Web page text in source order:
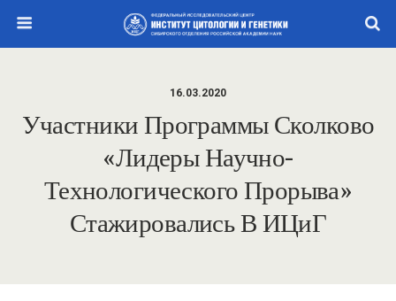
16.03.2020
Участники Программы Сколково
«Лидеры Научно-
Технологического Прорыва»
Стажировались В ИЦиГ